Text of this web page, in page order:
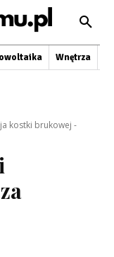
Wnętrza
kostki brukowej -